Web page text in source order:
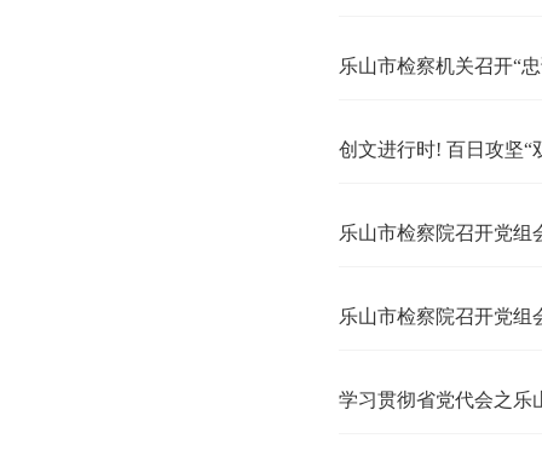
乐山市检察机关召开“忠诚铸魂、铁纪担当”专项活动推进会
创文进行时! 百日攻坚“双报到”帮扶队到王河社区开展创文宣传
乐山市检察院召开党组会议学习贯彻中国共产党四川省第十二
乐山市检察院召开党组会议学习贯彻中国共产党四川省第十二
学习贯彻省党代会之乐山检察干警热议会议精神（一）